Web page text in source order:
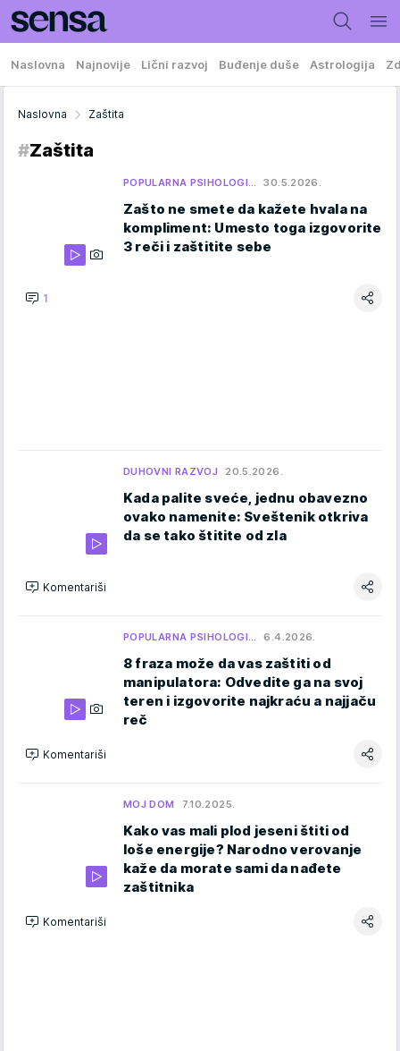
Naslovna Najnovije Lični razvoj Buđenje duše Astrologija
Naslovna Zaštita
#Zaštita
POPULARNA PSIHOLOGI… 30.5.2026.
Zašto ne smete da kažete hvala na
kompliment: Umesto toga izgovorite
3 reči i zaštitite sebe
1
DUHOVNI RAZVOJ 20.5.2026.
Kada palite sveće, jednu obavezno
ovako namenite: Sveštenik otkriva
da se tako štitite od zla
Komentariši
POPULARNA PSIHOLOGI… 6.4.2026.
8 fraza može da vas zaštiti od
manipulatora: Odvedite ga na svoj
teren i izgovorite najkraću a najjaču
reč
Komentariši
MOJ DOM 7.10.2025.
Kako vas mali plod jeseni štiti od
loše energije? Narodno verovanje
kaže da morate sami da nađete
zaštitnika
Komentariši